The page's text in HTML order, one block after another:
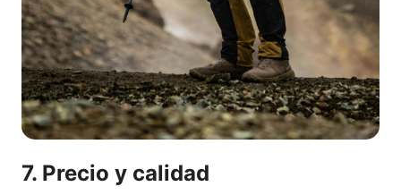
7. Precio y calidad